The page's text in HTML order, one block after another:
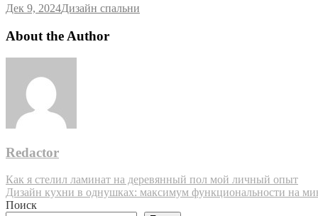
Дек 9, 2024Дизайн спальни
About the Author
Redactor
Навигация
по
Как я стелил ламинат на деревянный пол мой личный опыт
Дизайн кухни в однушках: максимум функциональности на
Поиск